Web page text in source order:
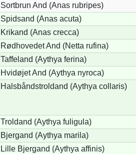
Sortbrun And (Anas rubripes)
Spidsand (Anas acuta)
Krikand (Anas crecca)
Rødhovedet And (Netta rufina)
Taffeland (Aythya ferina)
Hvidøjet And (Aythya nyroca)
Halsbåndstroldand (Aythya collaris)
Troldand (Aythya fuligula)
Bjergand (Aythya marila)
Lille Bjergand (Aythya affinis)